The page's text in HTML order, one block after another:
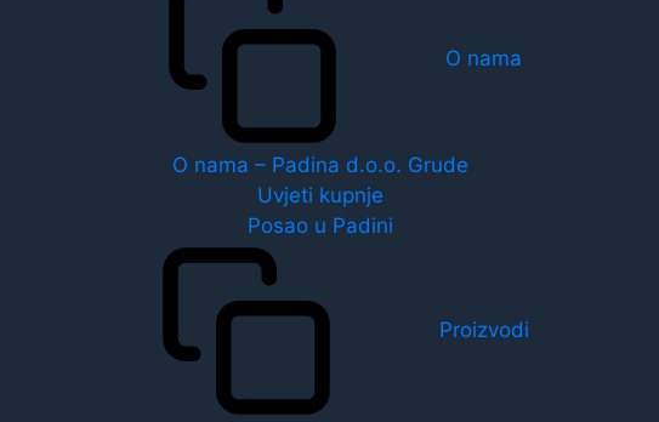
O nama
O nama – Padina d.o.o. Grude
Uvjeti kupnje
Posao u Padini
Proizvodi